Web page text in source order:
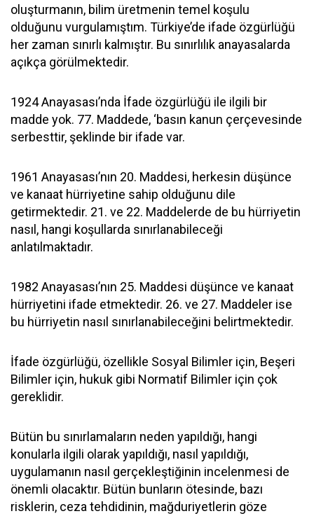
oluşturmanın, bilim üretmenin temel koşulu
olduğunu vurgulamıştım. Türkiye’de ifade özgürlüğü
her zaman sınırlı kalmıştır. Bu sınırlılık anayasalarda
açıkça görülmektedir.
1924 Anayasası’nda İfade özgürlüğü ile ilgili bir
madde yok. 77. Maddede, ‘basın kanun çerçevesinde
serbesttir, şeklinde bir ifade var.
1961 Anayasası’nın 20. Maddesi, herkesin düşünce
ve kanaat hürriyetine sahip olduğunu dile
getirmektedir. 21. ve 22. Maddelerde de bu hürriyetin
nasıl, hangi koşullarda sınırlanabileceği
anlatılmaktadır.
1982 Anayasası’nın 25. Maddesi düşünce ve kanaat
hürriyetini ifade etmektedir. 26. ve 27. Maddeler ise
bu hürriyetin nasıl sınırlanabileceğini belirtmektedir.
İfade özgürlüğü, özellikle Sosyal Bilimler için, Beşeri
Bilimler için, hukuk gibi Normatif Bilimler için çok
gereklidir.
Bütün bu sınırlamaların neden yapıldığı, hangi
konularla ilgili olarak yapıldığı, nasıl yapıldığı,
uygulamanın nasıl gerçekleştiğinin incelenmesi de
önemli olacaktır. Bütün bunların ötesinde, bazı
risklerin, ceza tehdidinin, mağduriyetlerin göze